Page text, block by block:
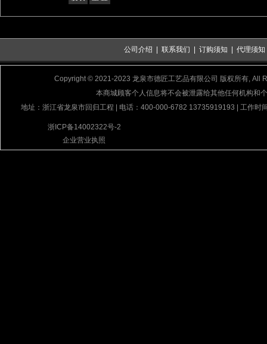
公司介绍 联系我们 订购须知 代理须知
Copyright © 2021-2023 龙泉市德匠工艺品有限公司 版权所有, All
本商城顾客个人信息将不会被泄露给其他任何机构和
地址：浙江省龙泉市回归工程 | 电话：400-000-6782 13735919193 | 工作时
浙ICP备14002322号-2
企业营业执照